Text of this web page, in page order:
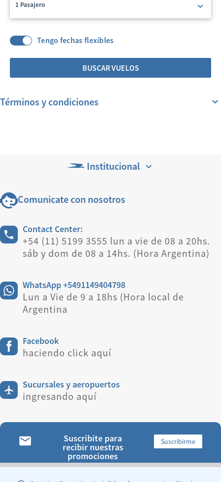
1 Pasajero
Tengo fechas flexibles
BUSCAR VUELOS
Términos y condiciones
Institucional
Comunicate con nosotros
Contact Center:
+54 (11) 5199 3555 lun a vie de 08 a 20hs.
sáb y dom de 08 a 14hs. (Hora Argentina)
WhatsApp +5491149404798
Lun a Vie de 9 a 18hs (Hora local de
Argentina
Facebook
haciendo click aquí
Sucursales y aeropuertos
ingresando aquí
Suscribite para
recibir nuestras
promociones
Suscribirme
ENCONTRANOS: